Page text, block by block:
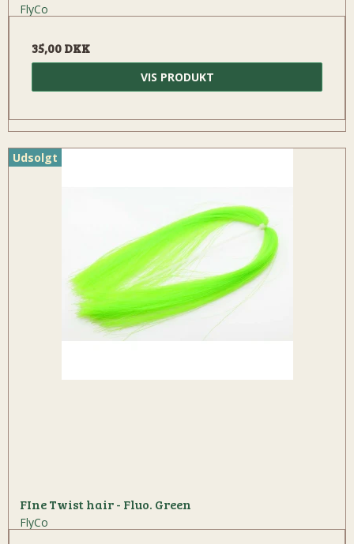
FlyCo
35,00 DKK
VIS PRODUKT
Udsolgt
FIne Twist hair - Fluo. Green
FlyCo